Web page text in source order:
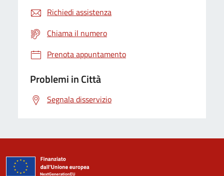
Richiedi assistenza
Chiama il numero
Prenota appuntamento
Problemi in Città
Segnala disservizio